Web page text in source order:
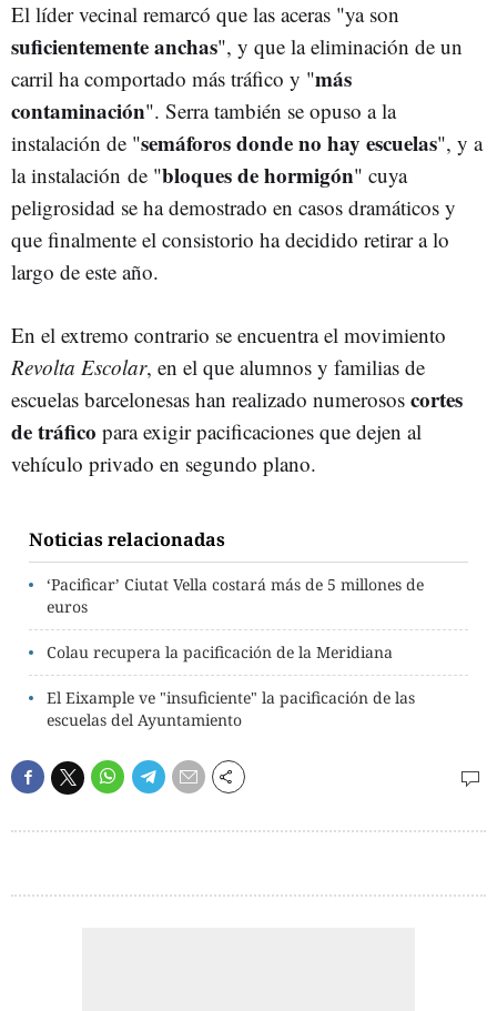
El líder vecinal remarcó que las aceras "ya son
suficientemente anchas", y que la eliminación de un
carril ha comportado más tráfico y "más
contaminación". Serra también se opuso a la
instalación de "semáforos donde no hay escuelas", y a
la instalación de "bloques de hormigón" cuya
peligrosidad se ha demostrado en casos dramáticos y
que finalmente el consistorio ha decidido retirar a lo
largo de este año.
En el extremo contrario se encuentra el movimiento
Revolta Escolar, en el que alumnos y familias de
escuelas barcelonesas han realizado numerosos cortes
de tráfico para exigir pacificaciones que dejen al
vehículo privado en segundo plano.
Noticias relacionadas
‘Pacificar’ Ciutat Vella costará más de 5 millones de
euros
Colau recupera la pacificación de la Meridiana
El Eixample ve "insuficiente" la pacificación de las
escuelas del Ayuntamiento